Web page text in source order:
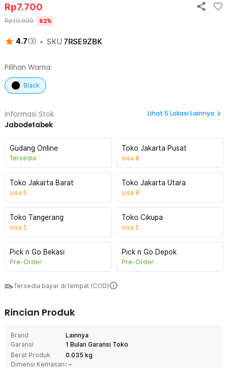
4.7(3) • SKU 7RSE9ZBK
Rp7.700
Rp19.900 62%
Pilihan Warna:
Black
Informasi Stok:
Jabodetabek
Lihat 5 Lokasi Lainnya
Gudang Online
Tersedia
Toko Jakarta Pusat
sisa 8
Toko Jakarta Barat
sisa 5
Toko Jakarta Utara
sisa 8
Toko Tangerang
sisa 5
Toko Cikupa
sisa 5
Pick n Go Bekasi
Pre-Order
Pick n Go Depok
Pre-Order
Tersedia bayar di tempat (COD)
Rincian Produk
Brand
Lainnya
Garansi
1 Bulan Garansi Toko
Berat Produk
0.035 kg
Dimensi Kemasan : -